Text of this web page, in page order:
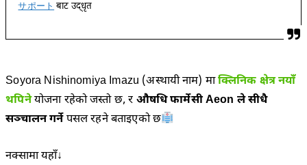
サポートबाट उद्धृत
Soyora Nishinomiya Imazu (अस्थायी नाम) माक्लिनिक क्षेत्र नयाँ
थपिनेयोजना रहेको जस्तो छ, र औषधि फार्मेसी Aeon ले सीधै
सञ्चालन गर्नेपसल रहने बताइएको छ
नक्सामा यहाँ↓